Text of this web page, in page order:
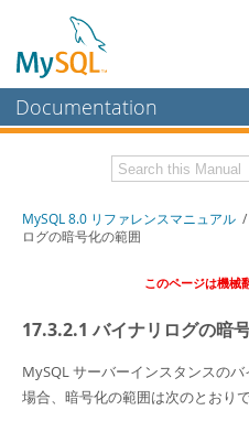
Documentation
MySQL Enterprise
Workbench
More
Download this Manual
MySQL 8.0 リファレンスマニュアル /
ログの暗号化の範囲
このページは機械
17.3.2.1 バイナリログの暗
MySQL サーバーインスタンスの
場合、暗号化の範囲は次のとおり